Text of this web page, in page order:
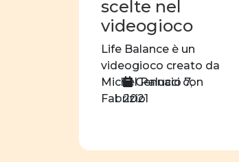
scelte nel
videogioco
Life Balance è un
videogioco creato da
Michel Palucci con
Fabrizio
conciliazione tra vita
Gennaio 7,
2021